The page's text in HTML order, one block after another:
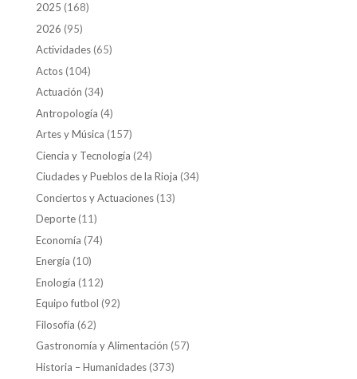
2025 (168)
2026 (95)
Actividades(65)
Actos(104)
Actuación (34)
Antropología (4)
Artes y Música (157)
Ciencia y Tecnología (24)
Ciudades y Pueblos de la Rioja (34)
Conciertos y Actuaciones(13)
Deporte(11)
Economía (74)
Energía (10)
Enología (112)
Equipo futbol (92)
Filosofía (62)
Gastronomía y Alimentación (57)
Historia – Humanidades(373)